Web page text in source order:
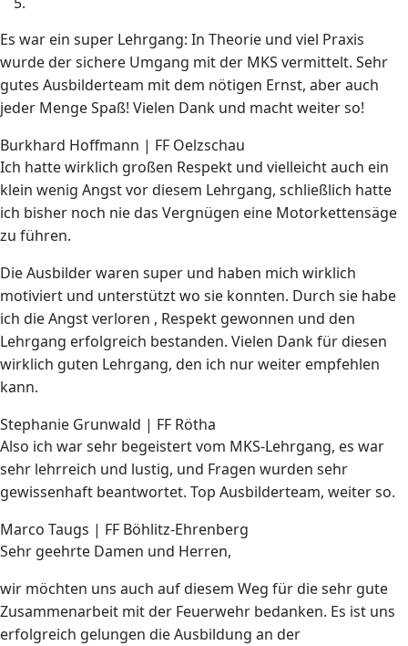
Es war ein super Lehrgang: In Theorie und viel Praxis
wurde der sichere Umgang mit der MKS vermittelt. Sehr
gutes Ausbilderteam mit dem nötigen Ernst, aber auch
jeder Menge Spaß! Vielen Dank und macht weiter so!
Burkhard Hoffmann | FF Oelzschau
Ich hatte wirklich großen Respekt und vielleicht auch ein
klein wenig Angst vor diesem Lehrgang, schließlich hatte
ich bisher noch nie das Vergnügen eine Motorkettensäge
zu führen.
Die Ausbilder waren super und haben mich wirklich
motiviert und unterstützt wo sie konnten. Durch sie habe
ich die Angst verloren , Respekt gewonnen und den
Lehrgang erfolgreich bestanden. Vielen Dank für diesen
wirklich guten Lehrgang, den ich nur weiter empfehlen
kann.
Stephanie Grunwald | FF Rötha
Also ich war sehr begeistert vom MKS-Lehrgang, es war
sehr lehrreich und lustig, und Fragen wurden sehr
gewissenhaft beantwortet. Top Ausbilderteam, weiter so.
Marco Taugs | FF Böhlitz-Ehrenberg
Sehr geehrte Damen und Herren,
wir möchten uns auch auf diesem Weg für die sehr gute
Zusammenarbeit mit der Feuerwehr bedanken. Es ist uns
erfolgreich gelungen die Ausbildung an der